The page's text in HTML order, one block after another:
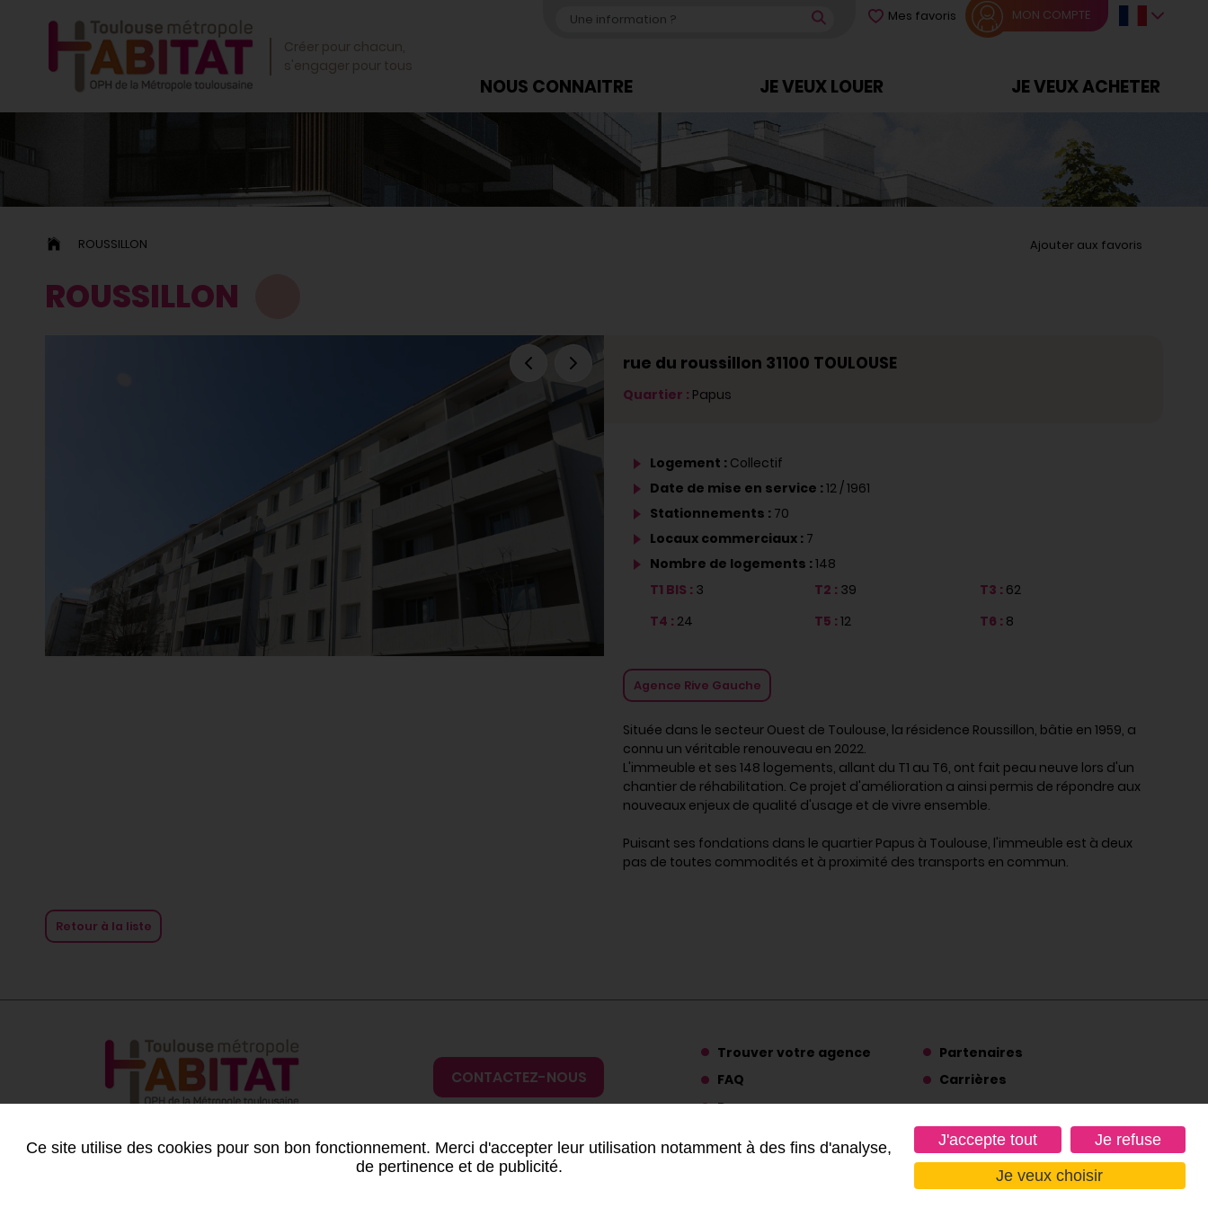
Ce site utilise des cookies pour son bon fonctionnement. Merci d'accepter leur utilisation notamment à des fins d'analyse,
de pertinence et de publicité.
J'accepte tout
Je refuse
Je veux choisir
Créer pour chacun,
s'engager pour tous
Mes favoris MON COMPTE
NOUS CONNAITRE JE VEUX LOUER JE VEUX ACHETER
ROUSSILLON Ajouter aux favoris
ROUSSILLON
rue du roussillon 31100 TOULOUSE
Quartier : Papus
Logement : Collectif
Date de mise en service : 12 / 1961
Stationnements : 70
Locaux commerciaux : 7
Nombre de logements : 148
T1 BIS : 3 T2 : 39 T3 : 62
T4 : 24 T5 :12 T6 : 8
Agence Rive Gauche
Située dans le secteur Ouest de Toulouse, la résidence Roussillon, bâtie en 1959, a
connu un véritable renouveau en 2022.
L'immeuble et ses 148 logements, allant du T1 au T6, ont fait peau neuve lors d'un
chantier de réhabilitation. Ce projet d'amélioration a ainsi permis de répondre aux
nouveaux enjeux de qualité d'usage et de vivre ensemble.
Puisant ses fondations dans le quartier Papus à Toulouse, l'immeuble est à deux
pas de toutes commodités et à proximité des transports en commun.
Retour à la liste
CONTACTEZ-NOUS
Trouver votre agence
FAQ
Ressources
Partenaires
Carrières
Imaginé parNeftis- CMS :Flexit©‎